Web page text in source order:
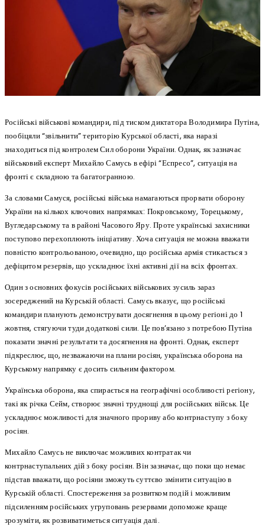
Російські військові командири, під тиском диктатора Володимира Путіна,
пообіцяли “звільнити” територію Курської області, яка наразі
знаходиться під контролем Сил оборони України. Однак, як зазначає
військовий експерт Михайло Самусь в ефірі “Еспресо”, ситуація на
фронті є складною та багатогранною.
За словами Самуся, російські війська намагаються прорвати оборону
України на кількох ключових напрямках: Покровському, Торецькому,
Вугледарському та в районі Часового Яру. Проте українські захисники
поступово перехоплюють ініціативу. Хоча ситуація не можна вважати
повністю контрольованою, очевидно, що російська армія стикається з
дефіцитом резервів, що ускладнює їхні активні дії на всіх фронтах.
Один з основних фокусів російських військових зусиль зараз
зосереджений на Курській області. Самусь вказує, що російські
командири планують демонструвати досягнення в цьому регіоні до 1
жовтня, стягуючи туди додаткові сили. Це пов’язано з потребою Путіна
показати значні результати та досягнення на фронті. Однак, експерт
підкреслює, що, незважаючи на плани росіян, українська оборона на
Курському напрямку є досить сильним фактором.
Українська оборона, яка спирається на географічні особливості регіону,
такі як річка Сейм, створює значні труднощі для російських військ. Це
ускладнює можливості для значного прориву або контрнаступу з боку
росіян.
Михайло Самусь не виключає можливих контратак чи
контрнаступальних дій з боку росіян. Він зазначає, що поки що немає
підстав вважати, що росіяни зможуть суттєво змінити ситуацію в
Курській області. Спостереження за розвитком подій і можливим
підсиленням російських угруповань резервами допоможе краще
зрозуміти, як розвиватиметься ситуація далі.